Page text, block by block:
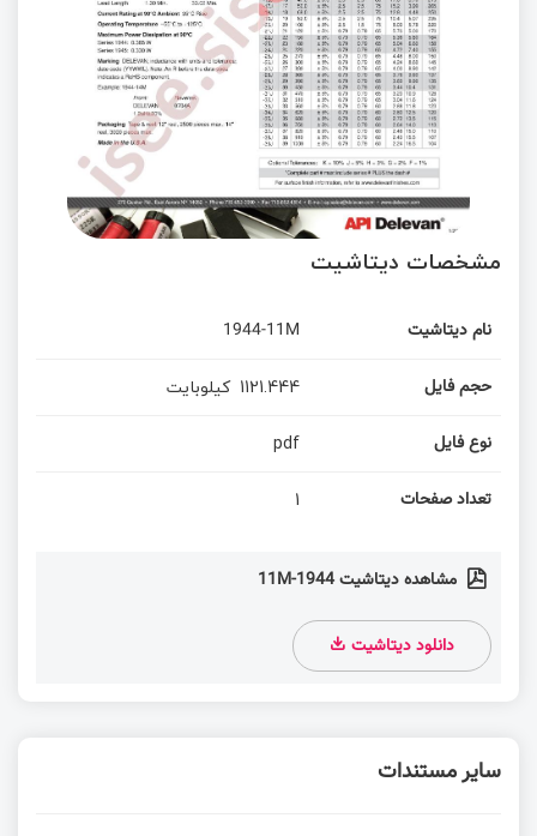
مشخصات دیتاشیت
نام دیتاشیت 1944-11M
حجم فایل 1121.444 کیلوبایت
نوع فایل pdf
تعداد صفحات 1
مشاهده دیتاشیت 1944-11M
دانلود دیتاشیت
سایر مستندات